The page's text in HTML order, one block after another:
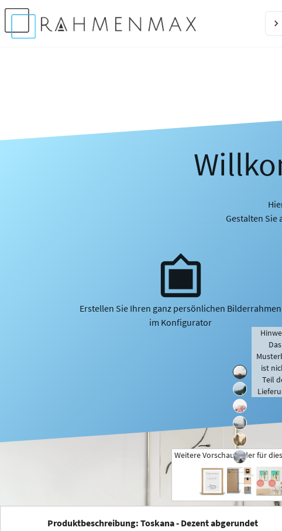
Gestalten Sie
Erstellen Sie Ihren ganz persönlichen Bilderrahmen
im Konfigurator
+
Das
ist
Teil
Weitere Vorschaubilder für
Produktbeschreibung: Toskana - Dezent abgerundet